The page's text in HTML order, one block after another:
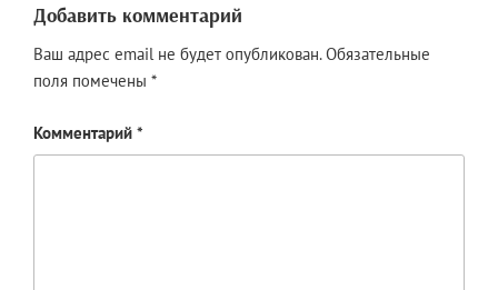
Добавить комментарий
Ваш адрес email не будет опубликован. Обязательные
поля помечены *
Комментарий *